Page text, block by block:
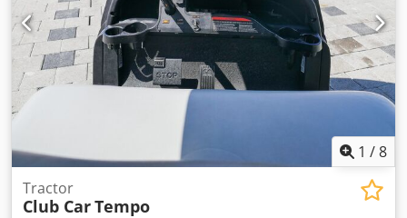
1 /8
Tractor
Club CarTempo